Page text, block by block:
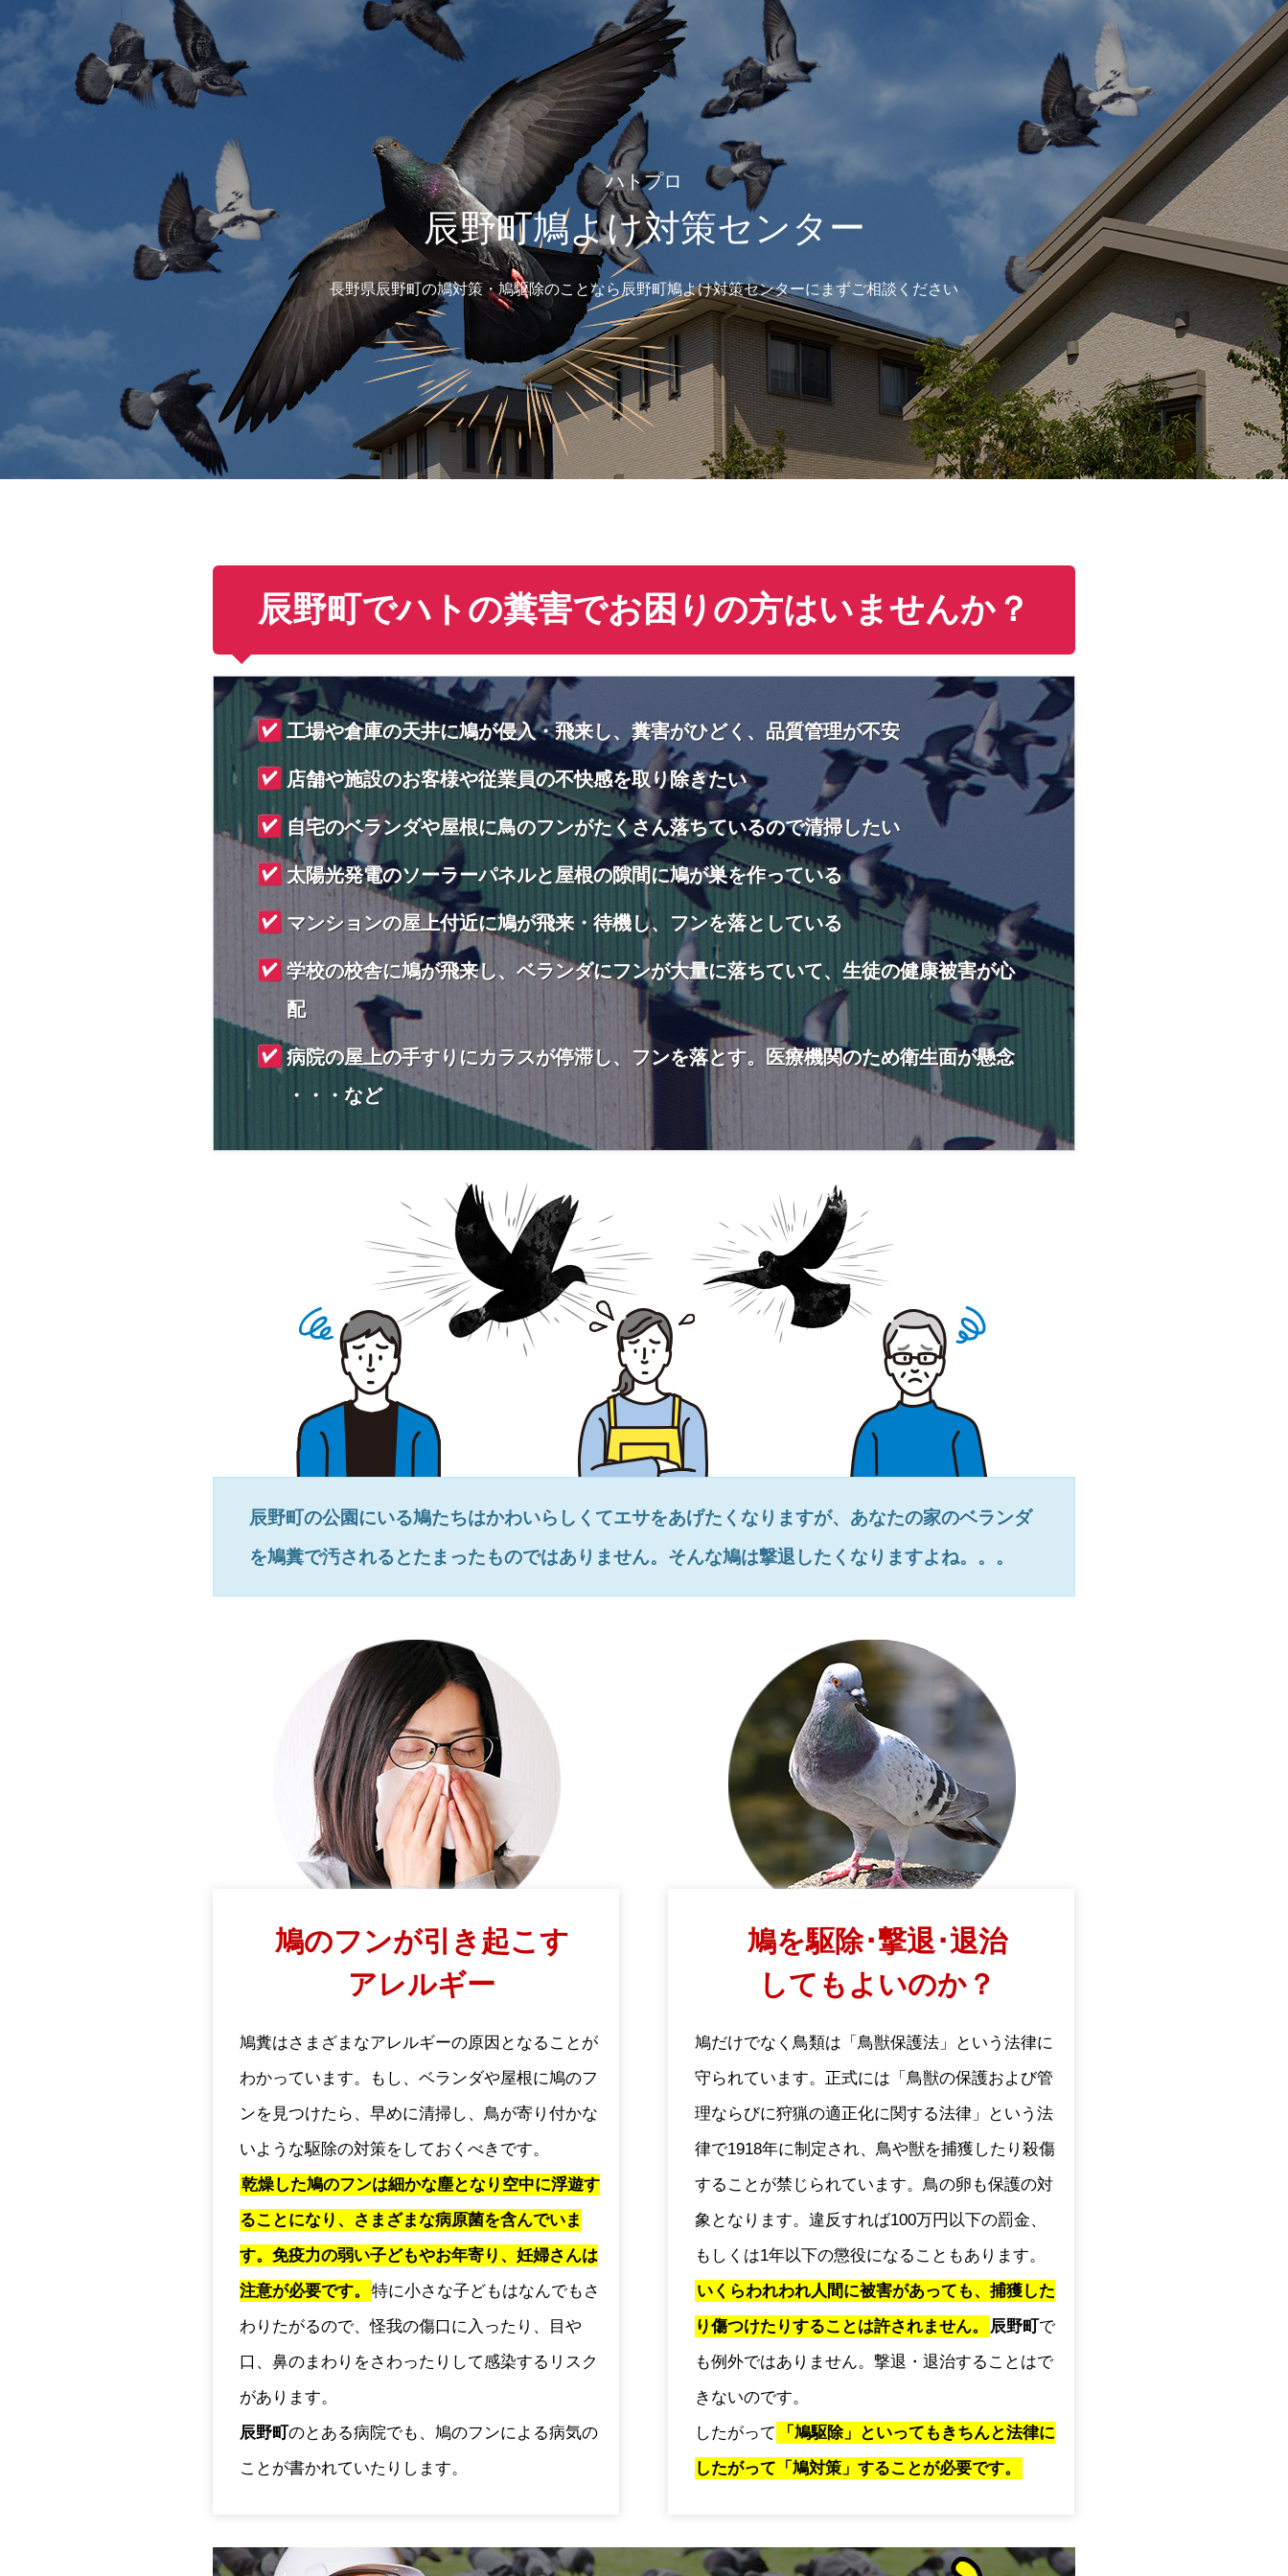
ハトプロ
辰野町鳩よけ対策センター
長野県辰野町の鳩対策・鳩駆除のことなら辰野町鳩よけ対策センターにまずご相談ください
辰野町でハトの糞害でお困りの方はいませんか？
工場や倉庫の天井に鳩が侵入・飛来し、糞害がひどく、品質管理が不安
店舗や施設のお客様や従業員の不快感を取り除きたい
自宅のベランダや屋根に鳥のフンがたくさん落ちているので清掃したい
太陽光発電のソーラーパネルと屋根の隙間に鳩が巣を作っている
マンションの屋上付近に鳩が飛来・待機し、フンを落としている
学校の校舎に鳩が飛来し、ベランダにフンが大量に落ちていて、生徒の健康被害が心
配
病院の屋上の手すりにカラスが停滞し、フンを落とす。医療機関のため衛生面が懸念
・・・など
辰野町の公園にいる鳩たちはかわいらしくてエサをあげたくなりますが、あなたの家のベランダ
を鳩糞で汚されるとたまったものではありません。そんな鳩は撃退したくなりますよね。。。
鳩のフンが引き起こす
アレルギー
鳩糞はさまざまなアレルギーの原因となることが
わかっています。もし、ベランダや屋根に鳩のフ
ンを見つけたら、早めに清掃し、鳥が寄り付かな
いような駆除の対策をしておくべきです。
乾燥した鳩のフンは細かな塵となり空中に浮遊す
ることになり、さまざまな病原菌を含んでいま
す。免疫力の弱い子どもやお年寄り、妊婦さんは
注意が必要です。
特に小さな子どもはなんでもさ
わりたがるので、怪我の傷口に入ったり、目や
口、鼻のまわりをさわったりして感染するリスク
があります。
辰野町のとある病院でも、鳩のフンによる病気の
ことが書かれていたりします。
鳩を駆除･撃退･退治
してもよいのか？
鳩だけでなく鳥類は「鳥獣保護法」という法律に
守られています。正式には「鳥獣の保護および管
理ならびに狩猟の適正化に関する法律」という法
律で1918年に制定され、鳥や獣を捕獲したり殺傷
することが禁じられています。鳥の卵も保護の対
象となります。違反すれば100万円以下の罰金、
もしくは1年以下の懲役になることもあります。
いくらわれわれ人間に被害があっても、捕獲した
り傷つけたりすることは許されません。
辰野町で
も例外ではありません。撃退・退治することはで
きないのです。
したがって
「鳩駆除」といってもきちんと法律に
したがって「鳩対策」することが必要です。